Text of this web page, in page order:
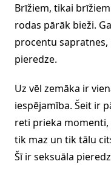
Brīžiem, tikai
rodas pārāk bieži.
procentu
pieredze.
Uz vēl zemāka ir
iespējamība. Šeit ir
reti prieka momenti,
tik maz un tik tālu
Šī ir seksuāla